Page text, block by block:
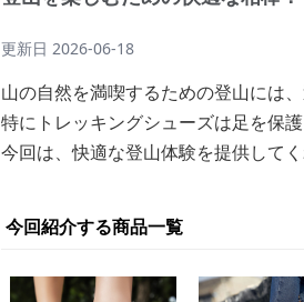
更新日 2026-06-18
山の自然を満喫するための登山には
特にトレッキングシューズは足を保
今回は、快適な登山体験を提供して
今回紹介する商品一覧